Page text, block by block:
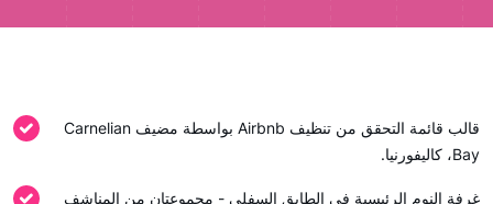
قالب قائمة التحقق من تنظيف Airbnb بواسطة مضيف Carnelian
Bay، كاليفورنيا.
غرفة النوم الرئيسية في الطابق السفلي - مجموعتان من المناشف